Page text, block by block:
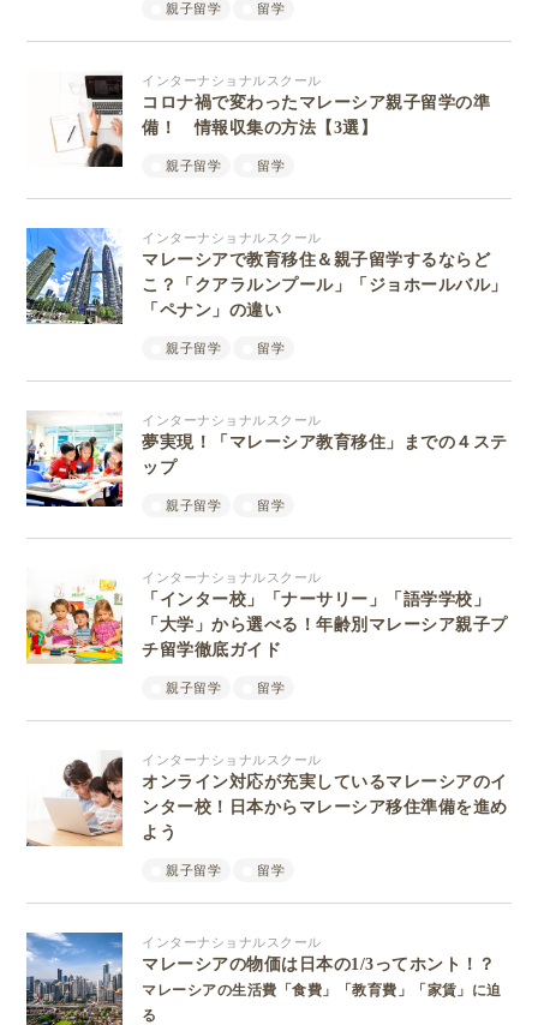
親子留学 留学
インターナショナルスクール
コロナ禍で変わったマレーシア親子留学の準
備！ 情報収集の方法【3選】
親子留学 留学
インターナショナルスクール
マレーシアで教育移住＆親子留学するならど
こ？「クアラルンプール」「ジョホールバル」
「ペナン」の違い
親子留学 留学
インターナショナルスクール
夢実現！「マレーシア教育移住」までの４ステ
ップ
親子留学 留学
インターナショナルスクール
「インター校」「ナーサリー」「語学学校」
「大学」から選べる！年齢別マレーシア親子プ
チ留学徹底ガイド
親子留学 留学
インターナショナルスクール
オンライン対応が充実しているマレーシアのイ
ンター校！日本からマレーシア移住準備を進め
よう
親子留学 留学
インターナショナルスクール
マレーシアの物価は日本の1/3ってホント！？
マレーシアの生活費「食費」「教育費」「家賃」に迫
る